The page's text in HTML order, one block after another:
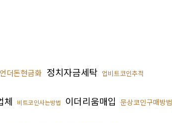
언더돈현금화 정치자금세탁 업비트코인추적
체 비트코인사는방법 이더리움매입 문상코인구매방법